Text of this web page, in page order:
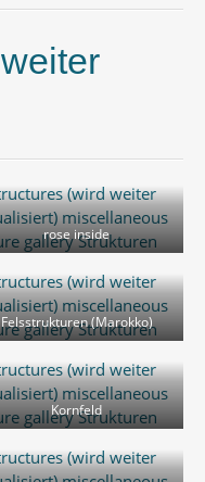
rose inside
Felsstrukturen (Marokko)
Kornfeld